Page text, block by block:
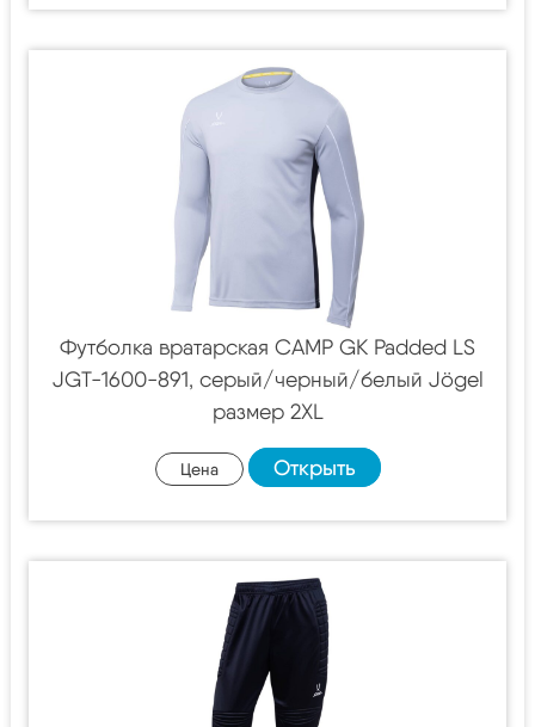
Футболка вратарская CAMP GK Padded LS
JGT-1600-891, серый/черный/белый Jögel
размер 2XL
Цена Открыть